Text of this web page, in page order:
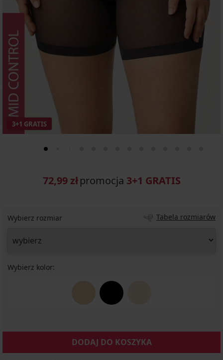
3+1 GRATIS
72,99 zł promocja 3+1 GRATIS
Wybierz rozmiar Tabela rozmiarów
Wybierz kolor:
DODAJ DO KOSZYKA